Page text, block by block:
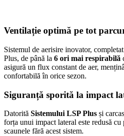
Ventilație optimă pe tot
Sistemul de aerisire inovator,
Plus, de până la 6 ori mai respirabilă
asigură un flux constant de aer,
confortabilă în orice sezon.
Siguranță sporită la impact
Datorită Sistemului LSP Plus și
forța unui impact lateral este redusă cu
scaunele fără acest sistem.